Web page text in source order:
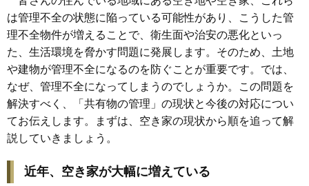
は管理不全の状態に陥っている可能性があり、こうした管
理不全物件が増えることで、衛生面や治安の悪化といっ
た、生活環境を脅かす問題に発展します。そのため、土地
や建物が管理不全になるのを防ぐことが重要です。では、
なぜ、管理不全になってしまうのでしょうか。この問題を
解決すべく、「共有物の管理」の現状と今後の対応につい
てお伝えします。まずは、空き家の現状から順を追って解
説していきましょう。
近年、空き家が大幅に増えている